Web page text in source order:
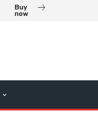
Buy
now